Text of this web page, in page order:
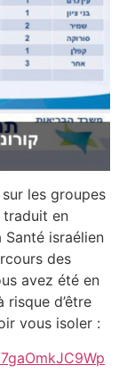
les groupes
en
israélien
des
avez été en
d’être
vous isoler :